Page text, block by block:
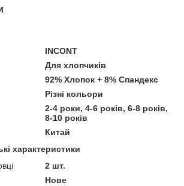
INCONT
Для хлопчиків
92% Хлопок + 8% Спандекс
Різні кольори
2-4 роки, 4-6 років, 6-8 років,
8-10 років
Китай
характеристики
2 шт.
Нове